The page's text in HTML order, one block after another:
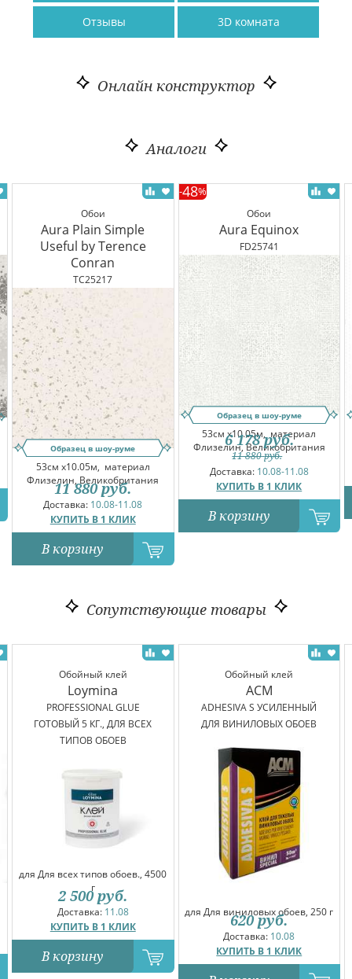
Отзывы 3D комната
Онлайн конструктор
Аналоги
Обои
Aura Plain Simple
Useful by Terence
Conran
TC25217
Образец в шоу-руме
53см x10.05м, материал
Флизелин, Великобритания
Доставка: 10.08-11.08
КУПИТЬ В 1 КЛИК
11 880 руб.
В корзину
Обои
Aura Equinox
FD25741
-48%
Образец в шоу-руме
53см x10.05м, материал
Флизелин, Великобритания
Доставка: 10.08-11.08
КУПИТЬ В 1 КЛИК
11 880руб.
6 178 руб.
В корзину
Сопутствующие товары
Обойный клей
Loymina
PROFESSIONAL GLUE
ГОТОВЫЙ 5 КГ., ДЛЯ ВСЕХ
ТИПОВ ОБОЕВ
для Для всех типов обоев., 4500
г
Доставка: 11.08
КУПИТЬ В 1 КЛИК
2 500 руб.
В корзину
Обойный клей
ACM
ADHESIVA S УСИЛЕННЫЙ
ДЛЯ ВИНИЛОВЫХ ОБОЕВ
для Для виниловых обоев, 250 г
Доставка: 10.08
КУПИТЬ В 1 КЛИК
620 руб.